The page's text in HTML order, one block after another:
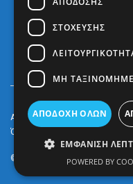
Arkè Media Group Radio
Όροι και Προϋποθέσεις
© 2022 PrevezapostInspired by
ΣΤΌΧΕΥΣΗΣ
ΜΗ
ΑΠΟΔΟΧΉ ΌΛΩΝ
ΕΜΦΆΝΙΣΗ
POWERED BY